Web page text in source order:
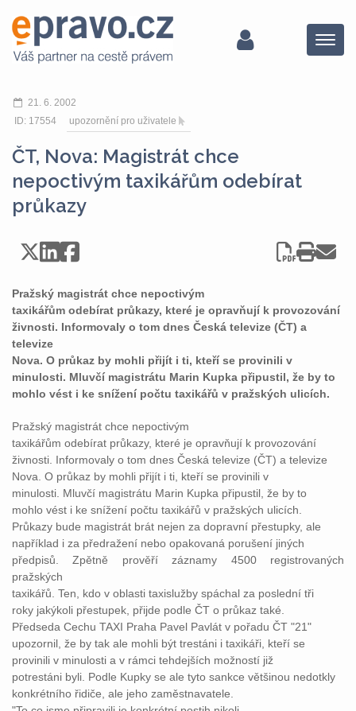
Menu
21. 6. 2002
ID: 17554
upozornění pro uživatele
ČT, Nova: Magistrát chce
nepoctivým taxikářům odebírat
průkazy
Pražský magistrát chce nepoctivým
taxikářům odebírat průkazy, které je opravňují k provozování
živnosti. Informovaly o tom dnes Česká televize (ČT) a
televize
Nova. O průkaz by mohli přijít i ti, kteří se provinili v
minulosti. Mluvčí magistrátu Marin Kupka připustil, že by to
mohlo vést i ke snížení počtu taxikářů v pražských ulicích.
Pražský magistrát chce nepoctivým
taxikářům odebírat průkazy, které je opravňují k provozování
živnosti. Informovaly o tom dnes Česká televize (ČT) a televize
Nova. O průkaz by mohli přijít i ti, kteří se provinili v
minulosti. Mluvčí magistrátu Marin Kupka připustil, že by to
mohlo vést i ke snížení počtu taxikářů v pražských ulicích.
Průkazy bude magistrát brát nejen za dopravní přestupky, ale
například i za předražení nebo opakovaná porušení jiných
předpisů. Zpětně prověří záznamy 4500 registrovaných
pražských
taxikářů. Ten, kdo v oblasti taxislužby spáchal za poslední tři
roky jakýkoli přestupek, přijde podle ČT o průkaz také.
Předseda Cechu TAXI Praha Pavel Pavlát v pořadu ČT "21"
upozornil, že by tak ale mohli být trestáni i taxikáři, kteří se
provinili v minulosti a v rámci tehdejších možností již
potrestáni byli. Podle Kupky se ale tyto sankce většinou nedotkly
konkrétního řidiče, ale jeho zaměstnavatele.